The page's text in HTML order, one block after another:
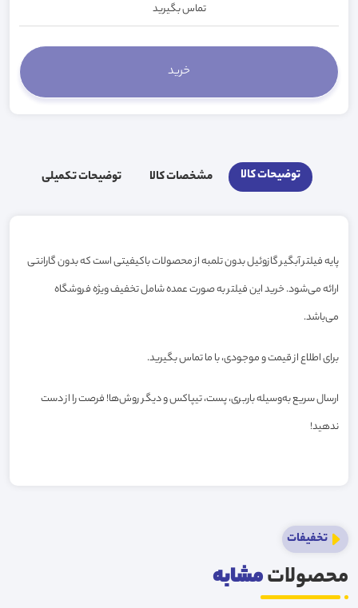
تماس بگیرید
توضیحات کالا مشخصات کالا توضیحات تکمیلی
پایه فیلتر آبگیر گازوئیل بدون تلمبه از محصولات باکیفیتی است که بدون گارانتی
ارائه می‌شود. خرید این فیلتر به صورت عمده شامل تخفیف ویژه فروشگاه
می‌باشد.
برای اطلاع از قیمت و موجودی، با ما تماس بگیرید.
ارسال سریع به‌وسیله باربری، پست، تیپاکس و دیگر روش‌ها! فرصت را از دست
ندهید!
تخفیفات
محصولاتمشابه